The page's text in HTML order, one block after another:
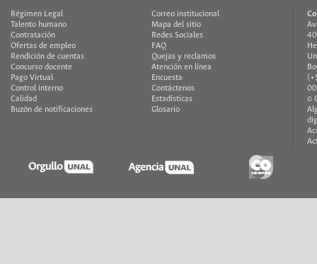
Régimen Legal
Talento humano
Contratación
Ofertas de empleo
Rendición de cuentas
Concurso docente
Pago Virtual
Control interno
Calidad
Buzón de notificaciones
Correo institucional
Mapa del sitio
Redes Sociales
FAQ
Quejas y reclamos
Atención en línea
Encuesta
Contáctenos
Estadísticas
Glosario
©